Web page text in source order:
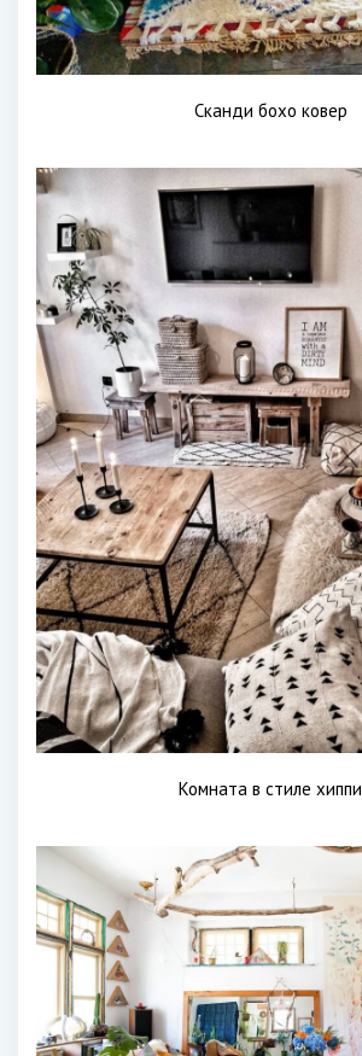
Сканди бохо ковер
Комната в стиле хиппи